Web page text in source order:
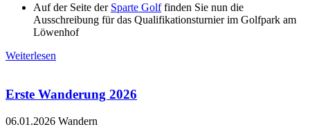
Auf der Seite der Sparte Golffinden Sie nun die
Ausschreibung für das Qualifikationsturnier im Golfpark am
Löwenhof
Weiterlesen
Erste Wanderung 2026
06.01.2026 Wandern